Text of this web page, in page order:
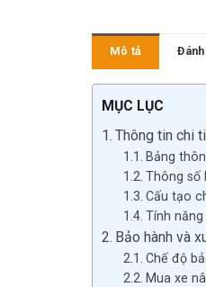
Mô tả
MỤC LỤC
Thông tin chi
Bảng
Thông số
Cấu tạo
Tính
Bảo hành và
Chế độ
Mua xe